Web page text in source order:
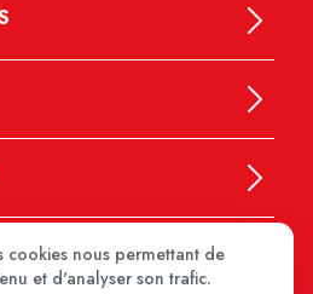
cookies nous permettant de
et d'analyser son trafic.